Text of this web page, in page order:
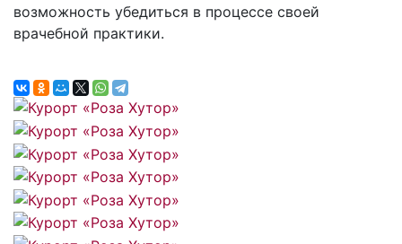
возможность убедиться в процессе своей
врачебной практики.